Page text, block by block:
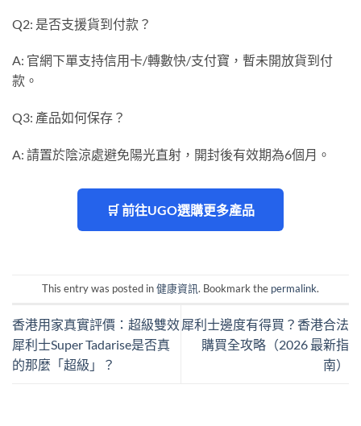
Q2: 是否支援貨到付款？
A: 官網下單支持信用卡/轉數快/支付寶，暫未開放貨到付
款。
Q3: 產品如何保存？
A: 請置於陰涼處避免陽光直射，開封後有效期為6個月。
🛒 前往UGO選購更多產品
This entry was posted in健康資訊. Bookmark the permalink.
香港用家真實評價：超級雙效
犀利士Super Tadarise是否真
的那麼「超級」？
犀利士邊度有得買？香港合法
購買全攻略（2026 最新指
南）